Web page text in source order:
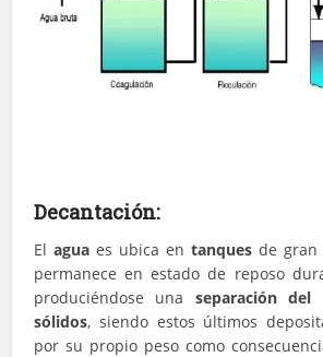
Decantación:
Elaguaes ubica entanques de gran
permanece en estado de reposo
produciéndose una separación del
sólidos, siendo estos últimos
por su propio peso como